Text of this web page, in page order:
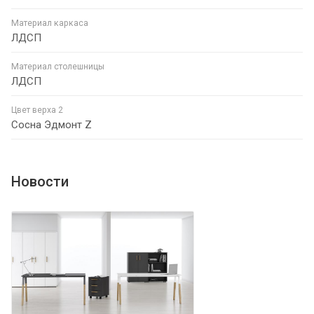
Материал каркаса
ЛДСП
Материал столешницы
ЛДСП
Цвет верха 2
Сосна Эдмонт Z
Новости